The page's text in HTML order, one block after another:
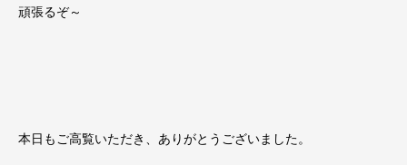
頑張るぞ～
本日もご高覧いただき、ありがとうございました。